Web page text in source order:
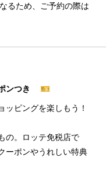
るため、ご予約の際は
ポンつき 🎫
ッピングを楽しもう！
の。ロッテ免税店で
ーポンやうれしい特典